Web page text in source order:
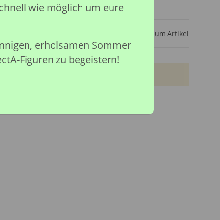
Frage zum Artikel
wie möglich um eure
erholsamen Sommer
Figuren zu begeistern!